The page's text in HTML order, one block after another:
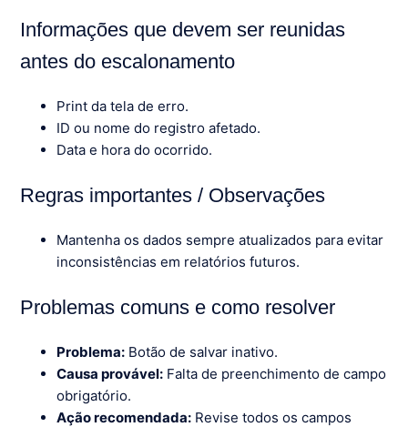
Informações que devem ser reunidas
antes do escalonamento
Print da tela de erro.
ID ou nome do registro afetado.
Data e hora do ocorrido.
Regras importantes / Observações
Mantenha os dados sempre atualizados para evitar
inconsistências em relatórios futuros.
Problemas comuns e como resolver
Problema: Botão de salvar inativo.
Causa provável: Falta de preenchimento de campo
obrigatório.
Ação recomendada: Revise todos os campos